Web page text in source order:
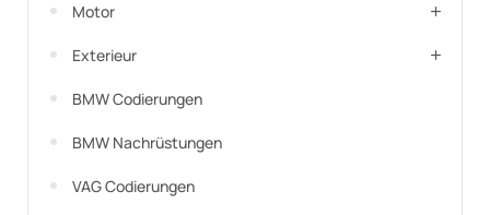
Motor
Exterieur
BMW Codierungen
BMW Nachrüstungen
VAG Codierungen